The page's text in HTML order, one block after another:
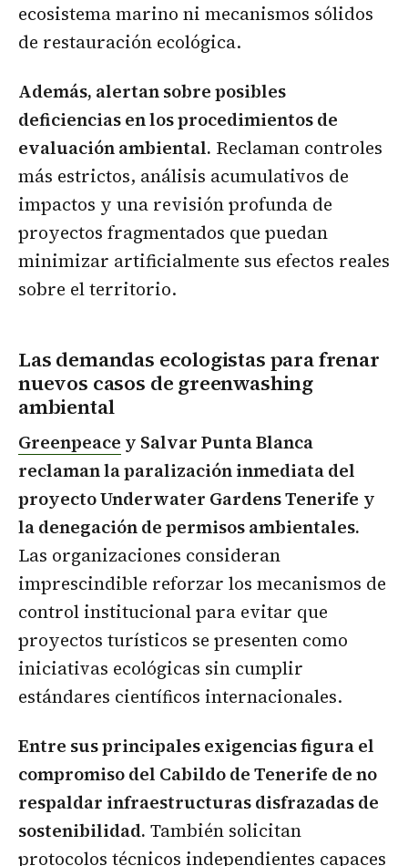
ecosistema marino ni mecanismos sólidos
de restauración ecológica.
Además, alertan sobre posibles
deficiencias en los procedimientos de
evaluación ambiental. Reclaman controles
más estrictos, análisis acumulativos de
impactos y una revisión profunda de
proyectos fragmentados que puedan
minimizar artificialmente sus efectos reales
sobre el territorio.
Las demandas ecologistas para frenar
nuevos casos de greenwashing
ambiental
Greenpeace y Salvar Punta Blanca
reclaman la paralización inmediata del
proyecto Underwater Gardens Tenerife y
la denegación de permisos ambientales.
Las organizaciones consideran
imprescindible reforzar los mecanismos de
control institucional para evitar que
proyectos turísticos se presenten como
iniciativas ecológicas sin cumplir
estándares científicos internacionales.
Entre sus principales exigencias figura el
compromiso del Cabildo de Tenerife de no
respaldar infraestructuras disfrazadas de
sostenibilidad. También solicitan
protocolos técnicos independientes capaces